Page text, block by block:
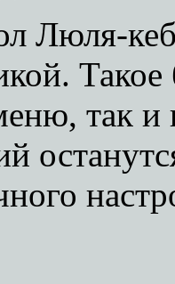
Люля-
так и